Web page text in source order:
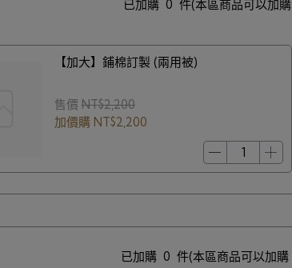
已加購 0 件(本區商品可以加購
【加大】鋪棉訂製 (兩用被)
售價 NT$2,200
加價購 NT$2,200
已加購 0 件(本區商品可以加購